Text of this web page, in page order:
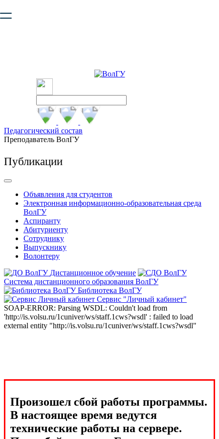
безопасную работу с сайтом. Пожалуйста
Педагогический состав
Преподаватель ВолГУ
Публикации
Объявления для студентов
Электронная информационно-образовательная среда
ВолГУ
Аспиранту
Абитуриенту
Сотруднику
Выпускнику
Волонтеру
Дистанционное обучение
Система дистанционного образования ВолГУ
Библиотека ВолГУ
Сервис "Личный кабинет"
SOAP-ERROR: Parsing WSDL: Couldn't load from
'http://is.volsu.ru/1cuniver/ws/staff.1cws?wsdl' : failed to load
external entity "http://is.volsu.ru/1cuniver/ws/staff.1cws?wsdl"
Произошел сбой работы программы.
В настоящее время ведутся
технические работы на сервере.